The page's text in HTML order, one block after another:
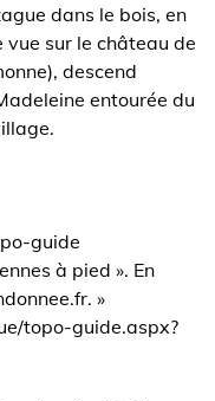
dans le bois, en
sur le château de
descend
entourée du
guide
à pied ». En
»
topo-guide.aspx?